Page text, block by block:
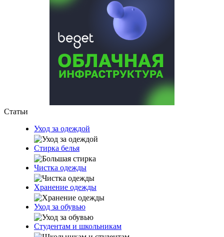
Статьи
Уход за одеждой
Стирка белья
Чистка одежды
Хранение одежды
Уход за обувью
Студентам и школьникам